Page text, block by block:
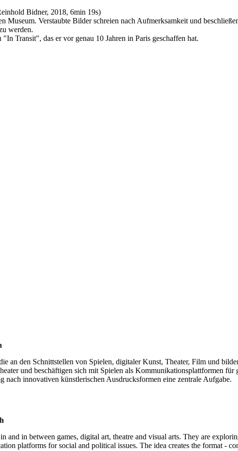
Bidner, 2018, 6min 19s)
Museum. Verstaubte Bilder schreien nach Aufmerksamkeit und
werden.
Transit", das er vor genau 10 Jahren in Paris geschaffen hat.
an den Schnittstellen von Spielen, digitaler Kunst, Theater, Film und
und beschäftigen sich mit Spielen als Kommunikationsplattformen
nach innovativen künstlerischen Ausdrucksformen eine zentrale Aufgabe.
and in between games, digital art, theatre and visual arts. They are
platforms for social and political issues. The idea creates the format -